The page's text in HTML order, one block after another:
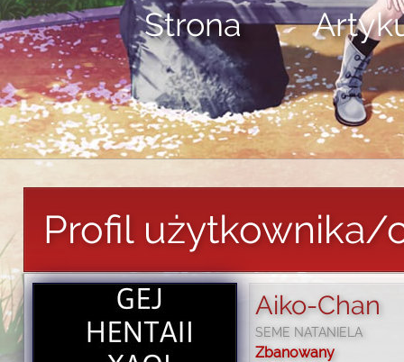
Strona
Profil użytkownika/
Aiko-Chan
SEME NATANIELA
Zbanowany